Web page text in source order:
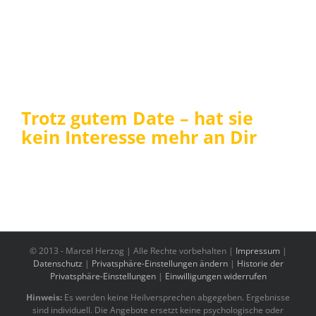
Trotz gutem Date – hat sie
kein Interesse mehr an Dir
© 2013 - Marcel Herzog | Alle Rechte vorbehalten | Impressum |
Datenschutz | Privatsphäre-Einstellungen ändern| Historie der
Privatsphäre-Einstellungen| Einwilligungen widerrufen
Hinweis: Es werden keine Heilversprechen abgegeben. Ergebnisse
sind individuell. Die Angebote ersetzt keine psychologische oder